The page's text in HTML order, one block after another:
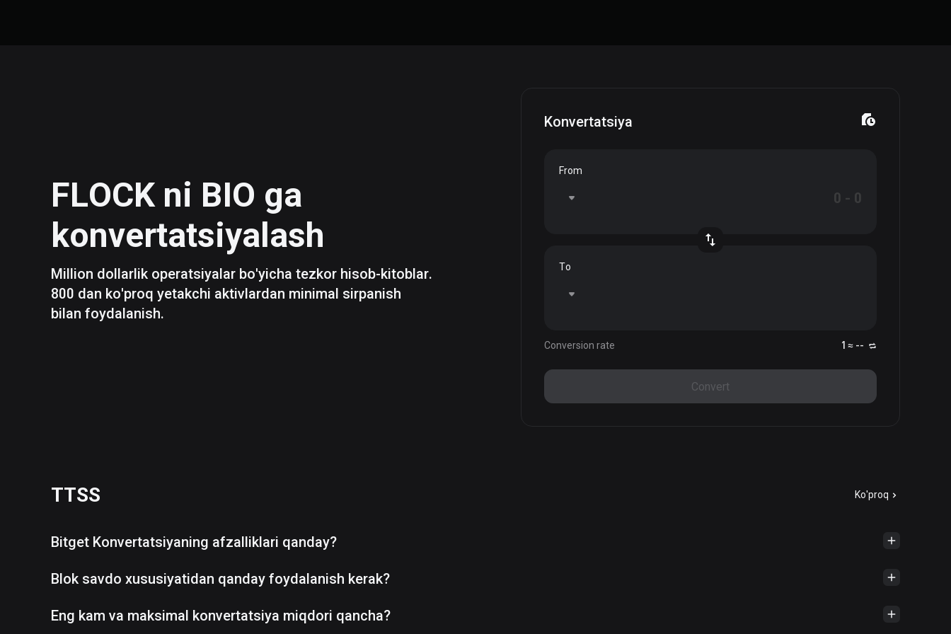
FLOCKni BIO ga
konvertatsiyalash
Million dollarlik operatsiyalar bo'yicha tezkor hisob-kitoblar.
800 dan ko'proq yetakchi aktivlardan minimal sirpanish
bilan foydalanish.
Konvertatsiya
From
To
Conversion rate 1 ≈ --
Convert
TTSS Ko'proq
Bitget Konvertatsiyaning afzalliklari qanday?
Blok savdo xususiyatidan qanday foydalanish kerak?
Eng kam va maksimal konvertatsiya miqdori qancha?